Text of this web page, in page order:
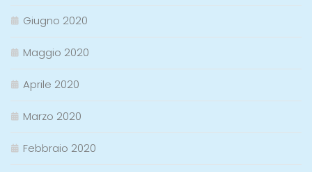
Giugno 2020
Maggio 2020
Aprile 2020
Marzo 2020
Febbraio 2020